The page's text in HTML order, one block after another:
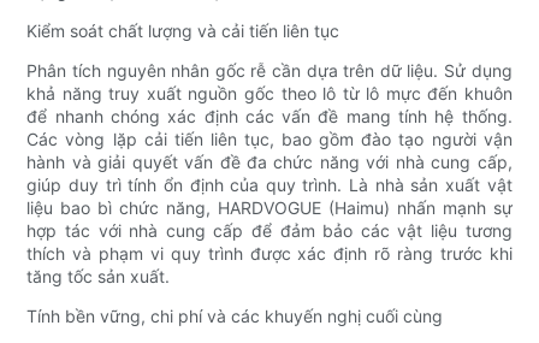
Kiểm soát chất lượng và cải tiến liên tục
Phân tích nguyên nhân gốc rễ cần dựa trên dữ liệu. Sử dụng
khả năng truy xuất nguồn gốc theo lô từ lô mực đến khuôn
để nhanh chóng xác định các vấn đề mang tính hệ thống.
Các vòng lặp cải tiến liên tục, bao gồm đào tạo người vận
hành và giải quyết vấn đề đa chức năng với nhà cung cấp,
giúp duy trì tính ổn định của quy trình. Là nhà sản xuất vật
liệu bao bì chức năng, HARDVOGUE (Haimu) nhấn mạnh sự
hợp tác với nhà cung cấp để đảm bảo các vật liệu tương
thích và phạm vi quy trình được xác định rõ ràng trước khi
tăng tốc sản xuất.
Tính bền vững, chi phí và các khuyến nghị cuối cùng